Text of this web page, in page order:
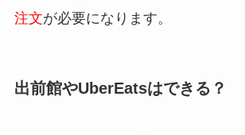
注文が必要になります。
出前館やUberEatsはできる？